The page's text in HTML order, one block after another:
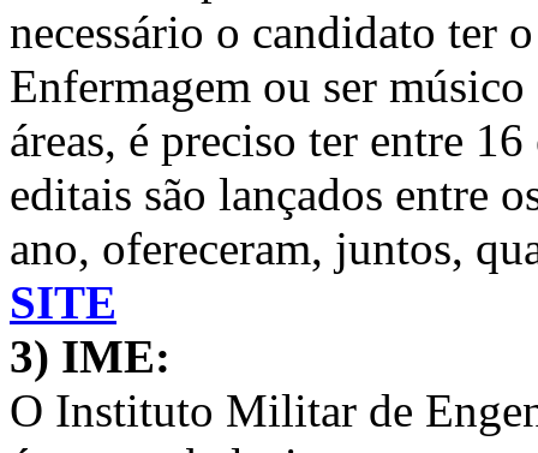
necessário o candidato ter
Enfermagem ou ser
áreas, é preciso ter entre
editais são lançados entre
ano, ofereceram, juntos,
SITE
3) IME:
O Instituto Militar de